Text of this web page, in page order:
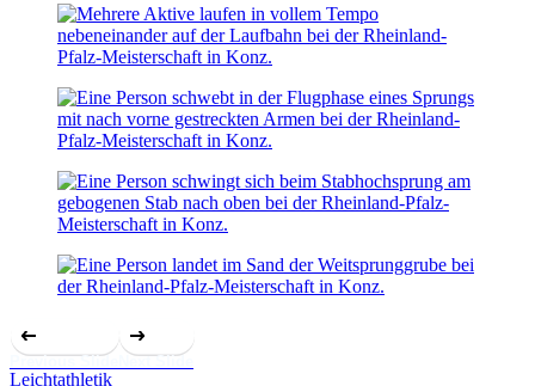
Previous Slide Next Slide
Leichtathletik